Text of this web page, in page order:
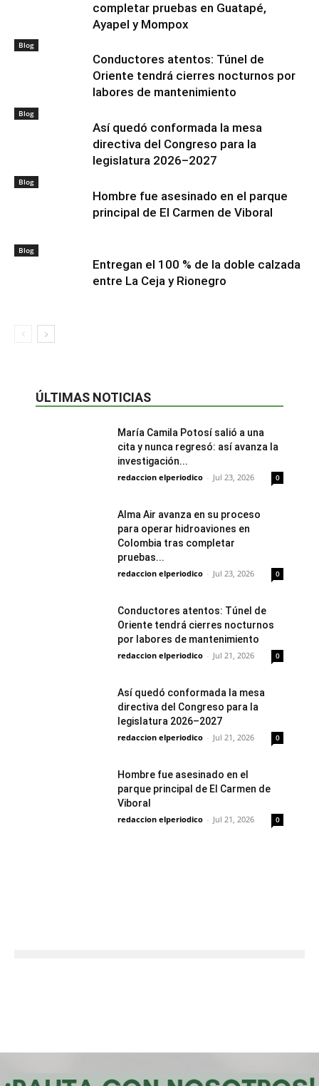
completar pruebas en Guatapé,
Ayapel y Mompox
Blog
Conductores atentos: Túnel de
Oriente tendrá cierres nocturnos por
labores de mantenimiento
Blog
Así quedó conformada la mesa
directiva del Congreso para la
legislatura 2026–2027
Blog
Hombre fue asesinado en el parque
principal de El Carmen de Viboral
Blog
Entregan el 100 % de la doble calzada
entre La Ceja y Rionegro
ÚLTIMAS NOTICIAS
María Camila Potosí salió a una
cita y nunca regresó: así avanza la
investigación...
redaccion elperiodico - Jul 23, 2026 0
Alma Air avanza en su proceso
para operar hidroaviones en
Colombia tras completar
pruebas...
redaccion elperiodico - Jul 23, 2026 0
Conductores atentos: Túnel de
Oriente tendrá cierres nocturnos
por labores de mantenimiento
redaccion elperiodico - Jul 21, 2026 0
Así quedó conformada la mesa
directiva del Congreso para la
legislatura 2026–2027
redaccion elperiodico - Jul 21, 2026 0
Hombre fue asesinado en el
parque principal de El Carmen de
Viboral
redaccion elperiodico - Jul 21, 2026 0